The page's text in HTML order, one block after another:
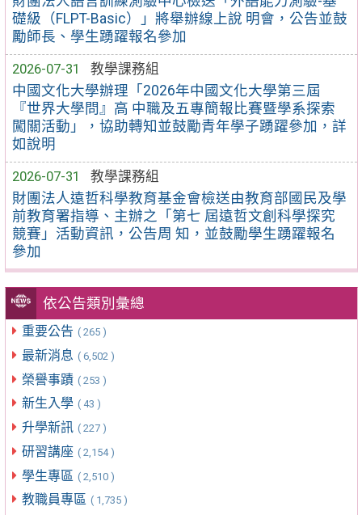
礎級（FLPT-Basic）」將舉辦線上說 明會，公告並鼓
勵師長、學生踴躍報名參加
2026-07-31
教學課務組
中國文化大學辦理「2026年中國文化大學第三屆
『世界大學問』高 中職及五專簡報比賽暨學系探索
闖關活動」，協助轉知並鼓勵青年學子踴躍參加，詳
如說明
2026-07-31
教學課務組
財團法人遠哲科學教育基金會檢送由教育部國民及學
前教育署指導、主辦之「第七 屆遠哲文創科學探究
競賽」活動資訊，公告周 知，並鼓勵學生踴躍報名
參加
依公告類別彙總
重要公告 ( 265 )
最新消息 ( 6,502 )
榮譽事蹟 ( 253 )
新生入學 ( 43 )
升學新訊 ( 227 )
研習講座 ( 2,154 )
學生專區 ( 2,510 )
教職員專區 ( 1,735 )